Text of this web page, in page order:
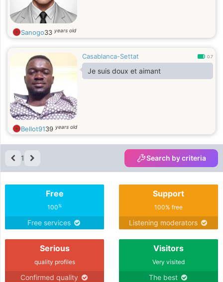
Sanogo33 years old
Casablanca-Settat 0.7
Je suis doux et aimant
Bellot9139 years old
1 Search by criteria
Free
100%
Free services
Support
100% free
Listening moderators
Serious
quality profiles
Confirmed quality
Visitors
Very visited
The best